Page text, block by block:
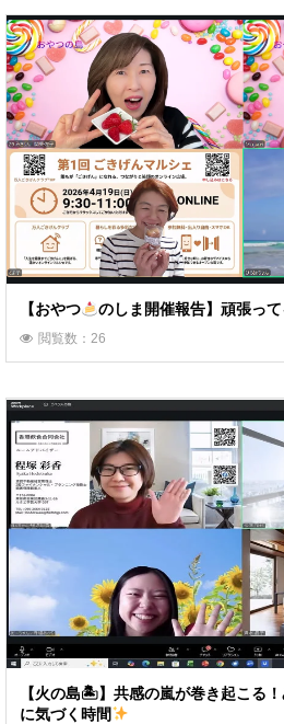
【おやつ のしま開催報告】頑張っ
閲覧数：26
【火の島🏝】共感の嵐が巻き起こる
に気づく時間